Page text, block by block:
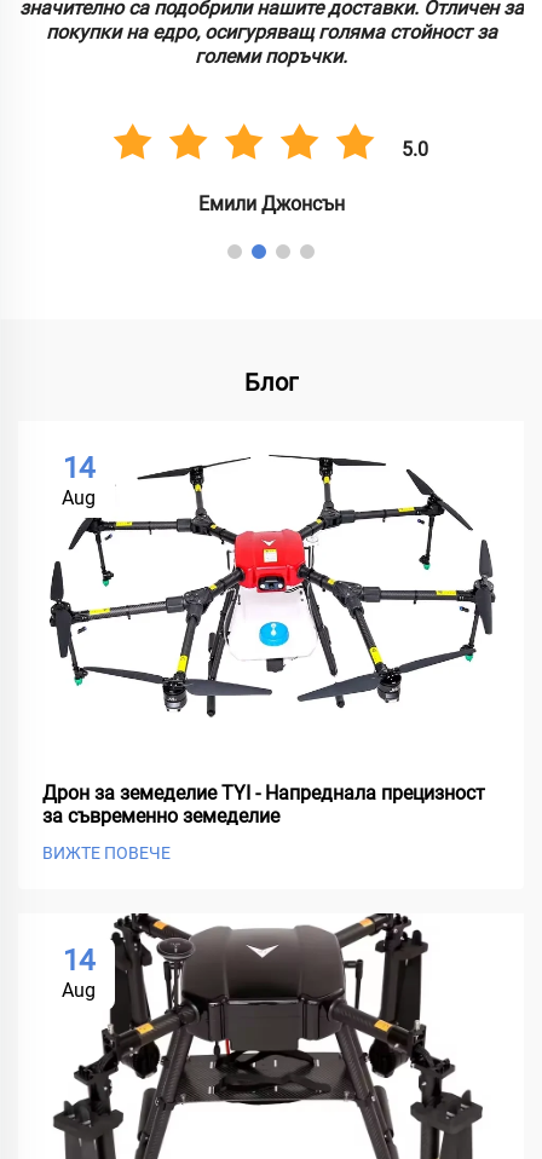
значително са подобрили нашите доставки. Отличен за
покупки на едро, осигуряващ голяма стойност за
големи поръчки.
5.0
Емили Джонсън
Блог
14
Aug
Дрон за земеделие TYI - Напреднала прецизност
за съвременно земеделие
ВИЖТЕ ПОВЕЧЕ
14
Aug